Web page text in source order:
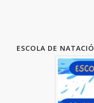
ESCOLA DE NATACIÓ